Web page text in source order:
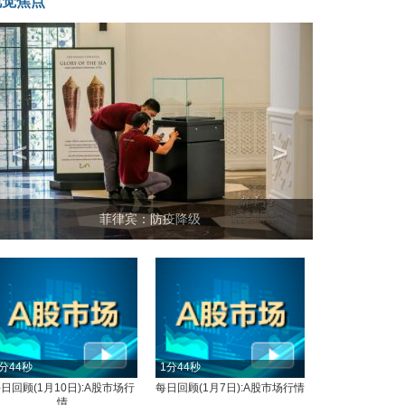
菲律宾：防疫降级
< >
44秒
回顾(1月10日):A股市场行
情
1分44秒
每日回顾(1月7日):A股市场行情